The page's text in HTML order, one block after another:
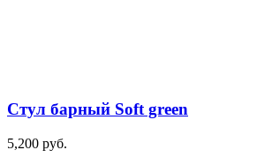
Стул барный Soft green
5,200 руб.